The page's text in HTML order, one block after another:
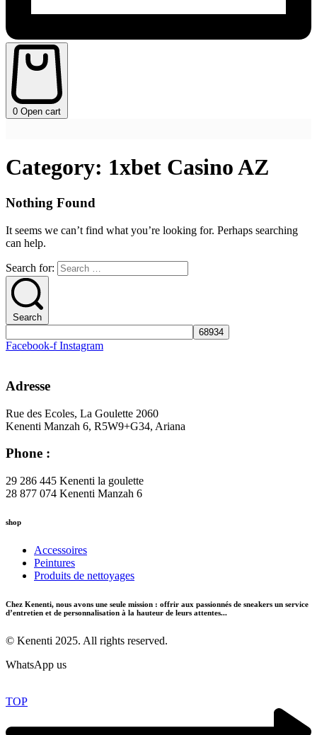
0 Open cart
Category: 1xbet Casino AZ
Nothing Found
It seems we can’t find what you’re looking for. Perhaps searching
can help.
Search for:
Search
Facebook-f Instagram
Adresse
Rue des Ecoles, La Goulette 2060
Kenenti Manzah 6, R5W9+G34, Ariana
Phone :
29 286 445 Kenenti la goulette
28 877 074 Kenenti Manzah 6
shop
Accessoires
Peintures
Produits de nettoyages
Chez Kenenti, nous avons une seule mission : offrir aux passionnés de sneakers un service
d’entretien et de personnalisation à la hauteur de leurs attentes...
© Kenenti 2025. All rights reserved.
WhatsApp us
TOP